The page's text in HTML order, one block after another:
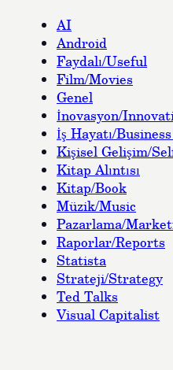
AI
Android
Faydalı/Useful
Film/Movies
Genel
İnovasyon/
İş Hayatı/
Kişisel Gelişim/
Kitap Alıntısı
Kitap/Book
Müzik/Music
Pazarlama/
Raporlar/Reports
Statista
Strateji/Strategy
Ted Talks
Visual Capitalist